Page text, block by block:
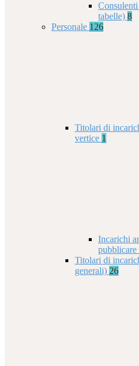
tabelle) 8
Personale 126
Titolari di
vertice 1
Incarichi
Titolari di
generali) 26